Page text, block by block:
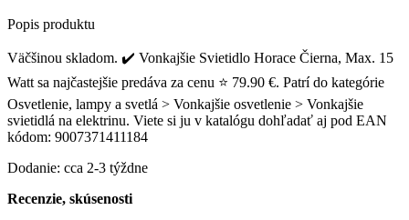
Popis produktu
Väčšinou skladom. ✔️ Vonkajšie Svietidlo Horace Čierna, Max. 15
Watt sa najčastejšie predáva za cenu ⭐ 79.90 €. Patrí do kategórie
Osvetlenie, lampy a svetlá > Vonkajšie osvetlenie > Vonkajšie
svietidlá na elektrinu. Viete si ju v katalógu dohľadať aj pod EAN
kódom: 9007371411184
Dodanie: cca 2-3 týždne
Recenzie, skúsenosti